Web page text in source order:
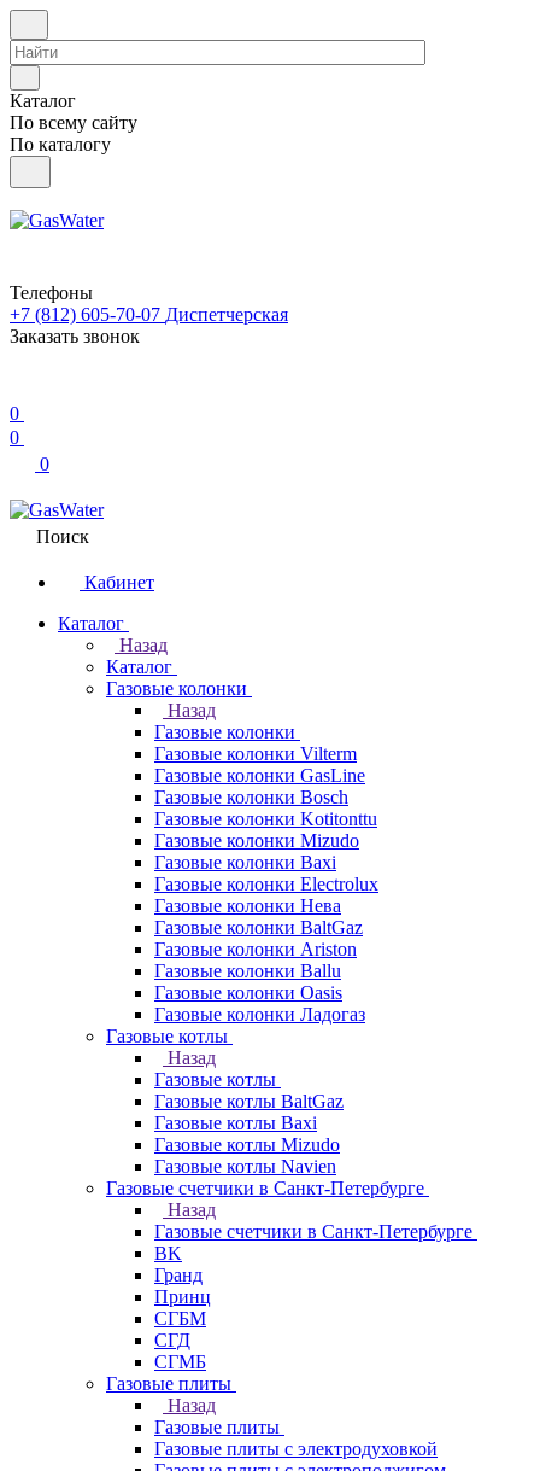
Каталог
По всему сайту
По каталогу
Телефоны
+7 (812) 605-70-07 Диспетчерская
Заказать звонок
0
0
0
Поиск
Кабинет
Каталог
Назад
Каталог
Газовые колонки
Назад
Газовые колонки
Газовые колонки Vilterm
Газовые колонки GasLine
Газовые колонки Bosch
Газовые колонки Kotitonttu
Газовые колонки Mizudo
Газовые колонки Baxi
Газовые колонки Electrolux
Газовые колонки Нева
Газовые колонки BaltGaz
Газовые колонки Ariston
Газовые колонки Ballu
Газовые колонки Oasis
Газовые колонки Ладогаз
Газовые котлы
Назад
Газовые котлы
Газовые котлы BaltGaz
Газовые котлы Baxi
Газовые котлы Mizudo
Газовые котлы Navien
Газовые счетчики в Санкт-Петербурге
Назад
Газовые счетчики в Санкт-Петербурге
BK
Гранд
Принц
СГБМ
СГД
СГМБ
Газовые плиты
Назад
Газовые плиты
Газовые плиты с электродуховкой